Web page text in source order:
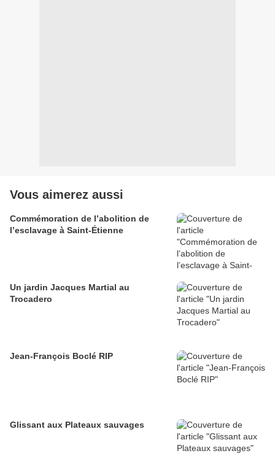
Vous aimerez aussi
Commémoration de l’abolition de
l’esclavage à Saint-Étienne
Un jardin Jacques Martial au
Trocadero
Jean-François Boclé RIP
Glissant aux Plateaux sauvages